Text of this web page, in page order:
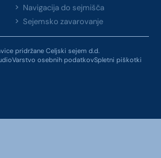
Navigacija do sejmišča
Sejemsko zavarovanje
pridržane Celjski sejem d.d.
Varstvo osebnih podatkovSpletni piškotki